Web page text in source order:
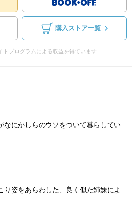
購入ストア一覧
トプログラムによる収益を得ています
なにかしらのウソをついて暮らしてい
り姿をあらわした、良く似た姉妹によ